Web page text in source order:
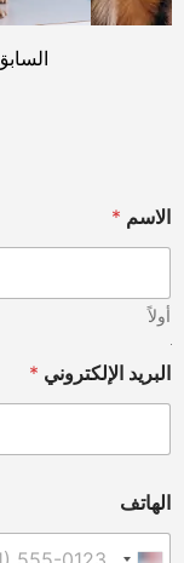
الاسم *
أولاً
و
M
s
a
g
e
البريد الإلكتروني *
الهاتف